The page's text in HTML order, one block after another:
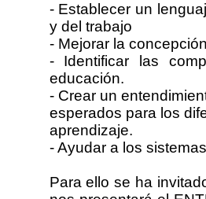
- Establecer un
y del trabajo
- Mejorar la
- Identificar las
educación.
- Crear un
esperados para los
aprendizaje.
- Ayudar a los
Para ello se ha